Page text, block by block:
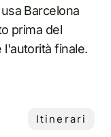
Barcelona
prima del
l'autorità finale.
Itinerari